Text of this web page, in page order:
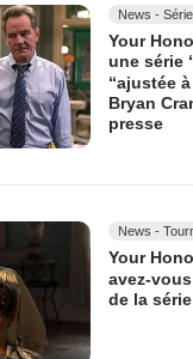
News -
Your
une série
“ajustée
Bryan
presse
News -
Your
avez-
de la